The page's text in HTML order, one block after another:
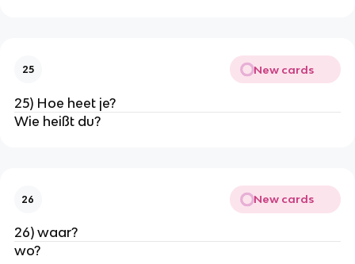
25 New cards
25) Hoe heet je?
Wie heißt du?
26 New cards
26) waar?
wo?